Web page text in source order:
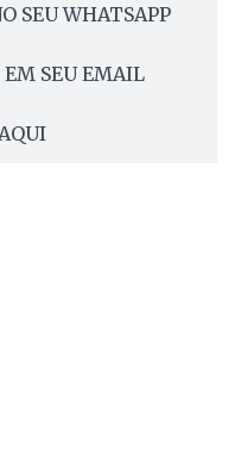
SEU WHATSAPP
EM SEU EMAIL